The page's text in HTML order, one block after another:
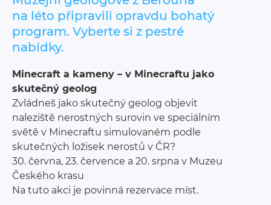
na léto připravili opravdu bohatý
program. Vyberte si z pestré
nabídky.
Minecraft a kameny – v Minecraftu jako
skutečný geolog
Zvládneš jako skutečný geolog objevit
naleziště nerostných surovin ve speciálním
světě v Minecraftu simulovaném podle
skutečných ložisek nerostů v ČR?
30. června, 23. července a 20. srpna v Muzeu
Českého krasu
Na tuto akci je povinná rezervace míst.